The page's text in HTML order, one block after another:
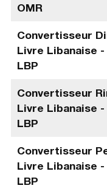
OMR
Convertisseur
Livre Libanaise
LBP
Convertisseur
Livre Libanaise
LBP
Convertisseur
Livre Libanaise
LBP